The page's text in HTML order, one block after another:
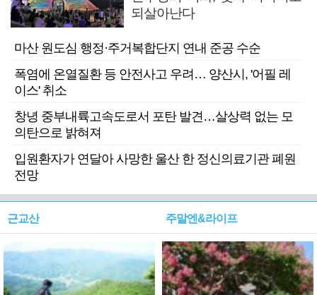
되살아난다
마산 원도심 행정·주거복합단지 연내 준공 수순
폭염에 온열질환 등 안전사고 우려… 양산시, '어필 레
이스' 취소
창녕 중부내륙고속도로서 포탄 발견…살상력 없는 모
의탄으로 밝혀져
입원환자가 연달아 사망한 울산 한 정신의료기관 폐원
전망
근교산 주말엔&라이프